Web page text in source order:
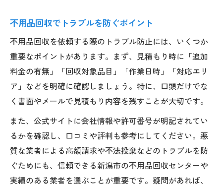
不用品回収でトラブルを防ぐポイント
不用品回収を依頼する際のトラブル防止には、いくつか
重要なポイントがあります。まず、見積もり時に「追加
料金の有無」「回収対象品目」「作業日時」「対応エリ
ア」などを明確に確認しましょう。特に、口頭だけでな
く書面やメールで見積もり内容を残すことが大切です。
また、公式サイトに会社情報や許可番号が明記されてい
るかを確認し、口コミや評判も参考にしてください。悪
質な業者による高額請求や不法投棄などのトラブルを防
ぐためにも、信頼できる新潟市の不用品回収センターや
実績のある業者を選ぶことが重要です。疑問があれば、